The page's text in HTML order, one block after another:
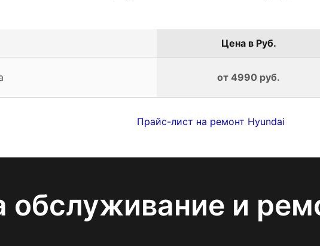
Цена в Руб.
от 4990 руб.
Прайс-лист на ремонт Hyundai
обслуживание и